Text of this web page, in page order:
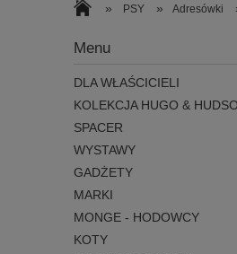
» PSY » Adresówki
Menu
DLA WŁAŚCICIELI
KOLEKCJA HUGO &
SPACER
WYSTAWY
GADŻETY
MARKI
MONGE - HODOWCY
KOTY